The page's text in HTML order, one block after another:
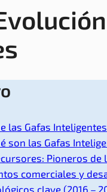
las Gafas Inteligentes
son las Gafas
Pioneros de
comerciales y
clave (2016 –